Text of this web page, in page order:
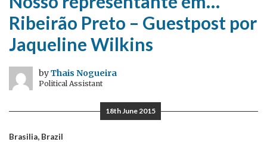
Ribeirão Preto – Guestpost por
Jaqueline Wilkins
byThais Nogueira
Political Assistant
18th June 2015
Brasilia, Brazil